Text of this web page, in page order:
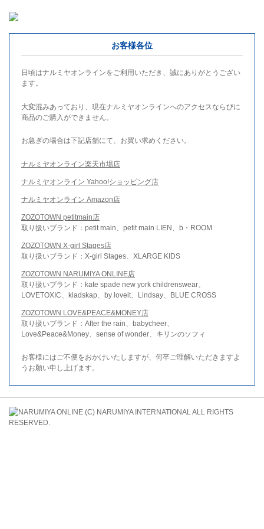
お客様各位
日頃はナルミヤオンラインをご利用いただき、誠にありがとうござい
ます。
大変混みあっており、現在ナルミヤオンラインへのアクセスならびに
商品のご購入ができません。
お急ぎの場合は下記店舗にて、お買い求めください。
ナルミヤオンライン楽天市場店
ナルミヤオンライン Yahoo!ショッピング店
ナルミヤオンライン Amazon店
ZOZOTOWN petitmain店
取り扱いブランド：petit main、petit main LIEN、b・ROOM
ZOZOTOWN X-girl Stages店
取り扱いブランド：X-girl Stages、XLARGE KIDS
ZOZOTOWN NARUMIYA ONLINE店
取り扱いブランド：kate spade new york childrenswear、
LOVETOXIC、kladskap、by loveit、Lindsay、BLUE CROSS
ZOZOTOWN LOVE&PEACE&MONEY店
取り扱いブランド：After the rain、babycheer、
Love&Peace&Money、sense of wonder、キリンのソフィ
お客様にはご不便をおかけいたしますが、何卒ご理解いただきますよ
うお願い申し上げます。